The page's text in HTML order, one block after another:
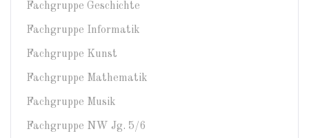
Fachgruppe Geschichte
Fachgruppe Informatik
Fachgruppe Kunst
Fachgruppe Mathematik
Fachgruppe Musik
Fachgruppe NW Jg. 5/6